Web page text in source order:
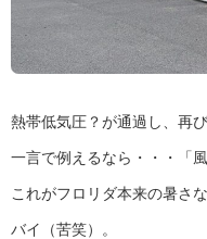
熱帯低気圧？が通過し、再
一言で例えるなら・・・「
これがフロリダ本来の暑さ
バイ（苦笑）。